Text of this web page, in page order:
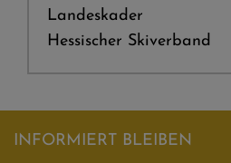
Landeskader
Hessischer Skiverband
INFORMIERT BLEIBEN